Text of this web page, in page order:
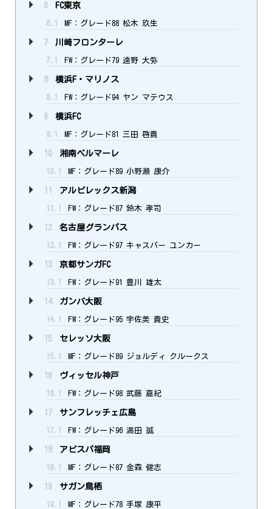
6 FC東京
6.1 MF：グレード88 松木 玖生
7 川崎フロンターレ
7.1 FW：グレード79 遠野 大弥
8 横浜F・マリノス
8.1 FW：グレード94 ヤン マテウス
9 横浜FC
9.1 MF：グレード81 三田 啓貴
10 湘南ベルマーレ
10.1 MF：グレード89 小野瀬 康介
11 アルビレックス新潟
11.1 FW：グレード87 鈴木 孝司
12 名古屋グランパス
12.1 FW：グレード97 キャスパー ユンカー
13 京都サンガFC
13.1 FW：グレード91 豊川 雄太
14 ガンバ大阪
14.1 FW：グレード95 宇佐美 貴史
15 セレッソ大阪
15.1 MF：グレード89 ジョルディ クルークス
16 ヴィッセル神戸
16.1 FW：グレード98 武藤 嘉紀
17 サンフレッチェ広島
17.1 FW：グレード96 満田 誠
18 アビスパ福岡
18.1 MF：グレード87 金森 健志
19 サガン鳥栖
19.1 MF：グレード78 手塚 康平